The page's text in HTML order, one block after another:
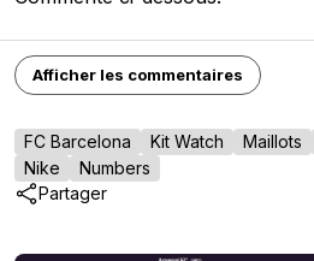
Afficher les commentaires
FC Barcelona Kit Watch Maillots
Nike
Numbers
Partager